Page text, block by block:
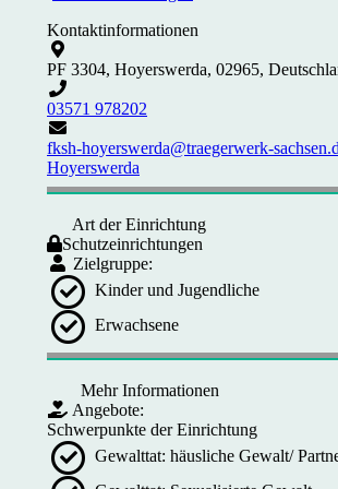
Kontaktinformationen
PF 3304, Hoyerswerda, 02965,
03571 978202
fksh-hoyerswerda@traegerwerk-
Hoyerswerda
Art der Einrichtung
Schutzeinrichtungen
Zielgruppe:
Kinder und Jugendliche
Erwachsene
Mehr Informationen
Angebote:
Schwerpunkte der Einrichtung
Gewalttat: häusliche Gewalt/